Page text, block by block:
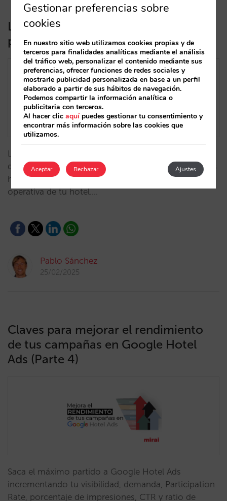
La era del turismo predictivo:
personalización gracias a la IA
La inteligencia artificial, combinada con el análisis de
datos, te permite anticiparte a las necesidades de tus
huéspedes, aumentar su fidelización y optimizar la
operativa de tu hotel.…
Pablo Sánchez
25/02/2025
Claves para mejorar el rendimiento
de tus campañas en Google Hotel
Ads (Parte 4)
Saca el máximo partido a Google Hotel Ads
incrementando tu visibilidad, demanda, Participation
Rate, porcentaje de impresiones, CTR y ratio de
Gestionar preferencias sobre
cookies
En nuestro sitio web utilizamos cookies propias y de
terceros para finalidades analíticas mediante el análisis
del tráfico web, personalizar el contenido mediante sus
preferencias, ofrecer funciones de redes sociales y
mostrarle publicidad personalizada en base a un perfil
elaborado a partir de sus hábitos de navegación.
Podemos compartir la información analítica o
publicitaria con terceros.
Al hacer clicaquípuedes gestionar tu consentimiento y
encontrar más información sobre las cookies que
utilizamos.
Aceptar Ajustes
Rechazar